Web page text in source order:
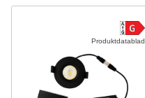
Produktdatablad